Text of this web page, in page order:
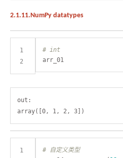
2.1.11.NumPy datatypes
1
2
# int
arr_01
out:
1
# 自定义类型